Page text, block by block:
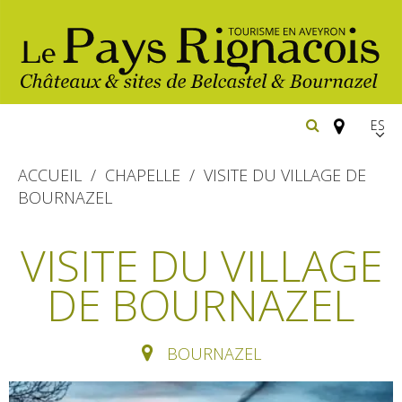
imprescindibles
Belcastel: pueblo y castillo
Bournazel: pueblo y castillo
naturales
Senderismo
Cicloturismo
de vacaciones
Restaurantes
ACCUEIL CHAPELLE
VISITE DU VILLAGE DE
BOURNAZEL
VISITE DU VILLAGE
DE BOURNAZEL
BOURNAZEL